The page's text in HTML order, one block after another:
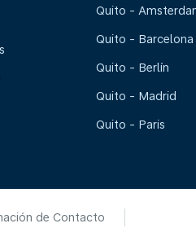
Quito -
Quito - Barcelona
Quito - Berlín
Quito - Madrid
Quito - Paris
de Contacto